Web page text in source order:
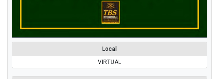
Local
VIRTUAL